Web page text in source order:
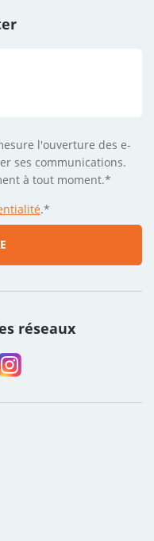
l'ouverture des e-
ses communications.
à tout moment.*
.*
réseaux